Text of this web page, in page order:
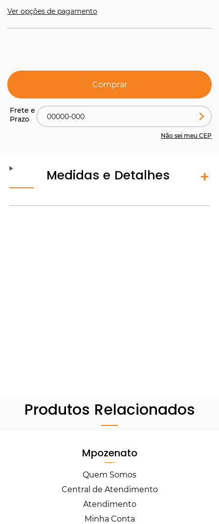
Ver opções de pagamento
Comprar
Não sei meu CEP
Medidas e Detalhes
Produtos Relacionados
Mpozenato
Quem Somos
Central de Atendimento
Atendimento
Minha Conta